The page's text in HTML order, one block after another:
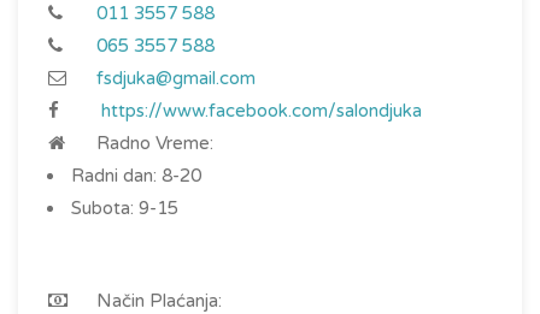
011 3557 588
065 3557 588
fsdjuka@gmail.com
https://www.facebook.com/salondjuka
Radno Vreme:
Radni dan: 8-20
Subota: 9-15
Način Plaćanja: